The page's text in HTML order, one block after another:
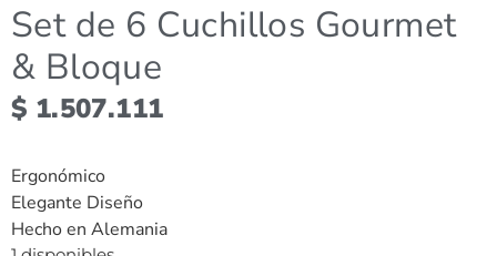
Set de 6 Cuchillos Gourmet
& Bloque
$ 1.507.111
Ergonómico
Elegante Diseño
Hecho en Alemania